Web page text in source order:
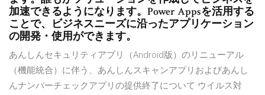
加速できるようになります。Power Appsを活用する
ことで、ビジネスニーズに沿ったアプリケーション
の開発・使用ができます。
あんしんセキュリティアプリ（Android版）のリニューアル
（機能統合）に伴う、あんしんスキャンアプリおよびあんし
んナンバーチェックアプリの提供終了について ウイルス対